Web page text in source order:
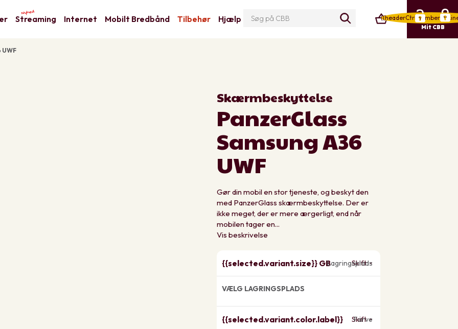
Nyhed
Streaming Internet Mobilt Bredbånd Tilbehør Hjælp
Mit CBB
UWF
Skærmbeskyttelse
PanzerGlass
Samsung A36
UWF
Gør din mobil en stor tjeneste, og beskyt den
med PanzerGlass skærmbeskyttelse. Der er
ikke meget, der er mere ærgerligt, end når
mobilen tager en...
Vis beskrivelse
{{selected.variant.size}} GB Skift
Lagringsplads
VÆLG LAGRINGSPLADS
{{selected.variant.color.label}} Skift
Farve